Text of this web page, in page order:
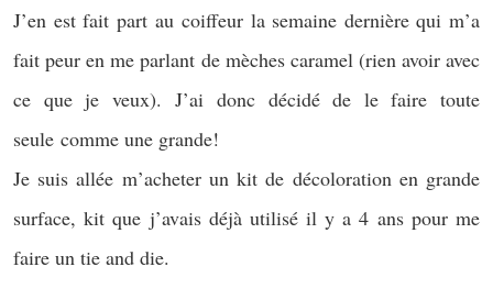
J’en est fait part au coiffeur la semaine dernière qui m’a
fait peur en me parlant de mèches caramel (rien avoir avec
ce que je veux). J’ai donc décidé de le faire toute
seule comme une grande!
Je suis allée m’acheter un kit de décoloration en grande
surface, kit que j’avais déjà utilisé il y a 4 ans pour me
faire un tie and die.